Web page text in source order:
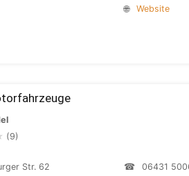
🌐
Website
(9)
Str. 62
☎
06431